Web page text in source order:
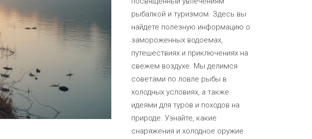
рыбалкой и туризмом. Здесь вы
найдете полезную информацию о
замороженных водоемах,
путешествиях и приключениях на
свежем воздухе. Мы делимся
советами по ловле рыбы в
холодных условиях, а также
идеями для туров и походов на
природе. Узнайте, какие
снаряжения и холодное оружие